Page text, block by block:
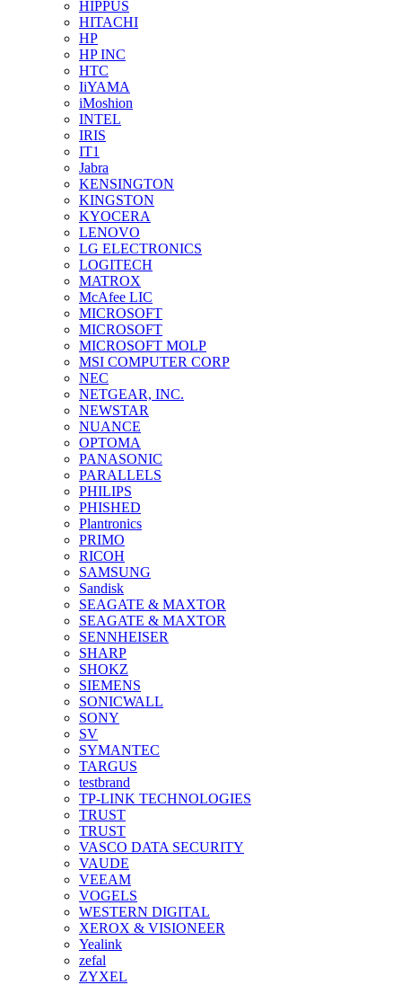
HIPPUS
HITACHI
HP
HP INC
HTC
IiYAMA
iMoshion
INTEL
IRIS
IT1
Jabra
KENSINGTON
KINGSTON
KYOCERA
LENOVO
LG ELECTRONICS
LOGITECH
MATROX
McAfee LIC
MICROSOFT
MICROSOFT
MICROSOFT MOLP
MSI COMPUTER CORP
NEC
NETGEAR, INC.
NEWSTAR
NUANCE
OPTOMA
PANASONIC
PARALLELS
PHILIPS
PHISHED
Plantronics
PRIMO
RICOH
SAMSUNG
Sandisk
SEAGATE & MAXTOR
SEAGATE & MAXTOR
SENNHEISER
SHARP
SHOKZ
SIEMENS
SONICWALL
SONY
SV
SYMANTEC
TARGUS
testbrand
TP-LINK TECHNOLOGIES
TRUST
TRUST
VASCO DATA SECURITY
VAUDE
VEEAM
VOGELS
WESTERN DIGITAL
XEROX & VISIONEER
Yealink
zefal
ZYXEL